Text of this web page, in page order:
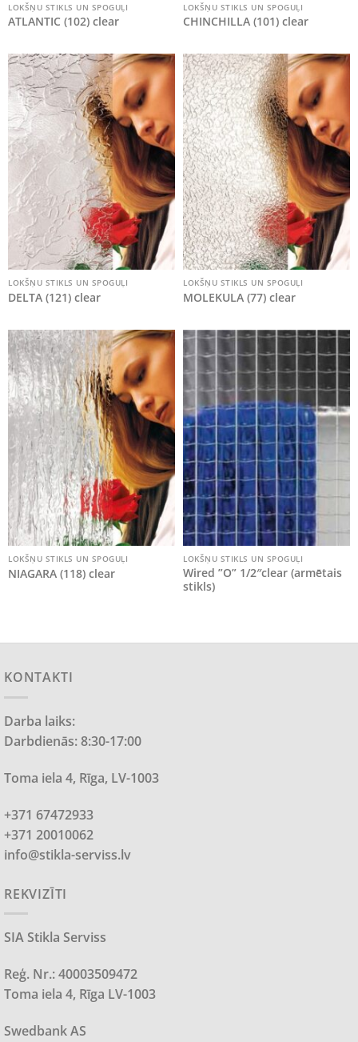
LOKŠŅU STIKLS UN SPOGUĻI
ATLANTIC (102) clear
LOKŠŅU STIKLS UN SPOGUĻI
CHINCHILLA (101) clear
LOKŠŅU STIKLS UN SPOGUĻI
DELTA (121) clear
LOKŠŅU STIKLS UN SPOGUĻI
MOLEKULA (77) clear
LOKŠŅU STIKLS UN SPOGUĻI
NIAGARA (118) clear
LOKŠŅU STIKLS UN SPOGUĻI
Wired ”O” 1/2″clear (armētais
stikls)
KONTAKTI
Darba laiks:
Darbdienās: 8:30-17:00
Toma iela 4, Rīga, LV-1003
+371 67472933
+371 20010062
info@stikla-serviss.lv
REKVIZĪTI
SIA Stikla Serviss
Reģ. Nr.: 40003509472
Toma iela 4, Rīga LV-1003
Swedbank AS